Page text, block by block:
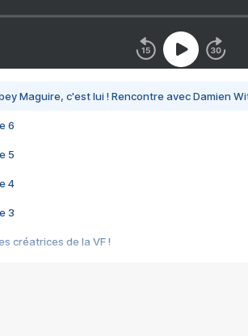
Maguire, c'est lui ! Rencontre avec Damien
6
5
4
3
créatrices de la VF !